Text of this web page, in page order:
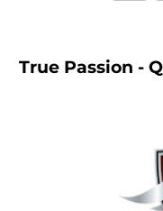
True Passion -